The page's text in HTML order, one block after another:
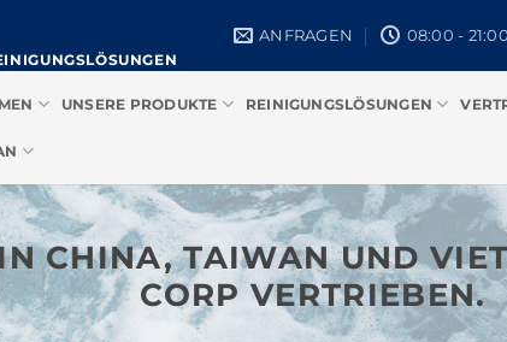
ANFRAGEN 08:00 - 21:00
UNSERE PRODUKTE REINIGUNGSLÖSUNGEN
CHINA, TAIWAN UND
CORP VERTRIEBEN.